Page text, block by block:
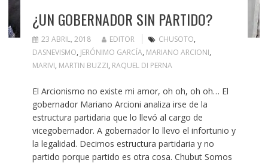
¿UN GOBERNADOR SIN PARTIDO?
23 ABRIL, 2018 EDITOR CHUSOTO,
DASNEVISMO, JERÓNIMO GARCÍA, MARIANO ARCIONI,
MARIVI, MARTIN BUZZI, RAQUEL DI PERNA
El Arcionismo no existe mi amor, oh oh, oh oh… El
gobernador Mariano Arcioni analiza irse de la
estructura partidaria que lo llevó al cargo de
vicegobernador. A gobernador lo llevo el infortunio y
la legalidad. Decimos estructura partidaria y no
partido porque partido es otra cosa. Chubut Somos